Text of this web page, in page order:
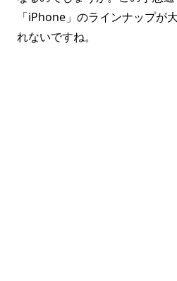
「iPhone」のラインナップが
れないですね。